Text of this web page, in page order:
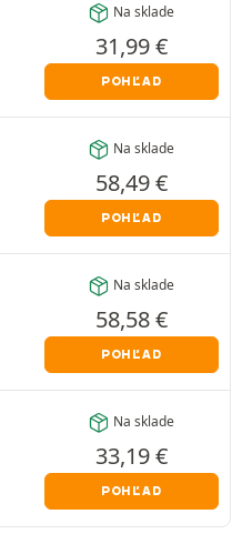
Na sklade
31,99€
POHĽAD
Na sklade
58,49€
POHĽAD
Na sklade
58,58€
POHĽAD
Na sklade
33,19€
POHĽAD